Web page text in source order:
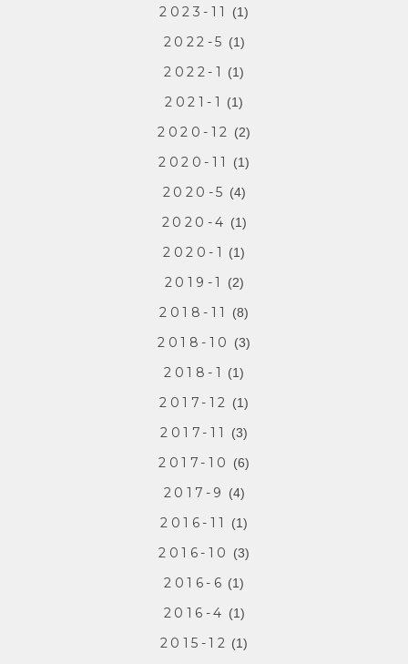
2023-11 (1)
2022-5 (1)
2022-1 (1)
2021-1 (1)
2020-12 (2)
2020-11 (1)
2020-5 (4)
2020-4 (1)
2020-1 (1)
2019-1 (2)
2018-11 (8)
2018-10 (3)
2018-1 (1)
2017-12 (1)
2017-11 (3)
2017-10 (6)
2017-9 (4)
2016-11 (1)
2016-10 (3)
2016-6 (1)
2016-4 (1)
2015-12 (1)